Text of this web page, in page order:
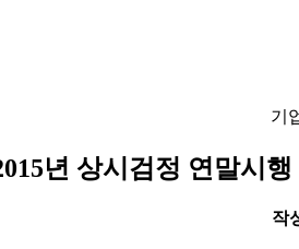
기
년 상시검정 연말시
작